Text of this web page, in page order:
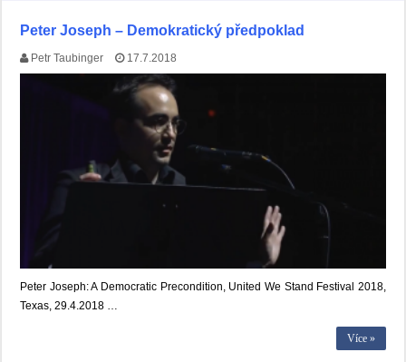
Peter Joseph – Demokratický předpoklad
Petr Taubinger 17.7.2018
Peter Joseph: A Democratic Precondition, United We Stand Festival 2018,
Texas, 29.4.2018 …
Více »